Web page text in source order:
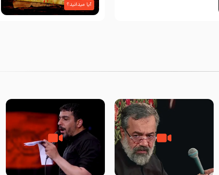
آیا میدانید؟
مادر منم مثل تو خمیدم – حاج
محمود کریمی – شهادت حضرت
تک ، عبّاس، صاحب دل‌هاست –
حاج حنیف طاهری – عزاداری شب